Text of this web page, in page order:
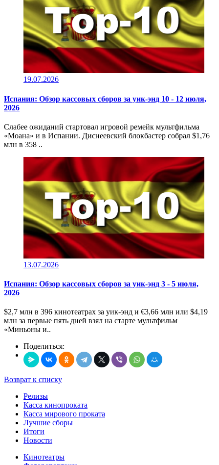
19.07.2026
Испания: Обзор кассовых сборов за уик-энд 10 - 12 июля,
2026
Слабее ожиданий стартовал игровой ремейк мультфильма
«Моана» и в Испании. Диснеевский блокбастер собрал $1,76
млн в 358 ..
13.07.2026
Испания: Обзор кассовых сборов за уик-энд 3 - 5 июля,
2026
$2,7 млн в 396 кинотеатрах за уик-энд и €3,66 млн или $4,19
млн за первые пять дней взял на старте мультфильм
«Миньоны и..
Поделиться:
Возврат к списку
Релизы
Касса кинопроката
Касса мирового проката
Лучшие сборы
Итоги
Новости
Кинотеатры